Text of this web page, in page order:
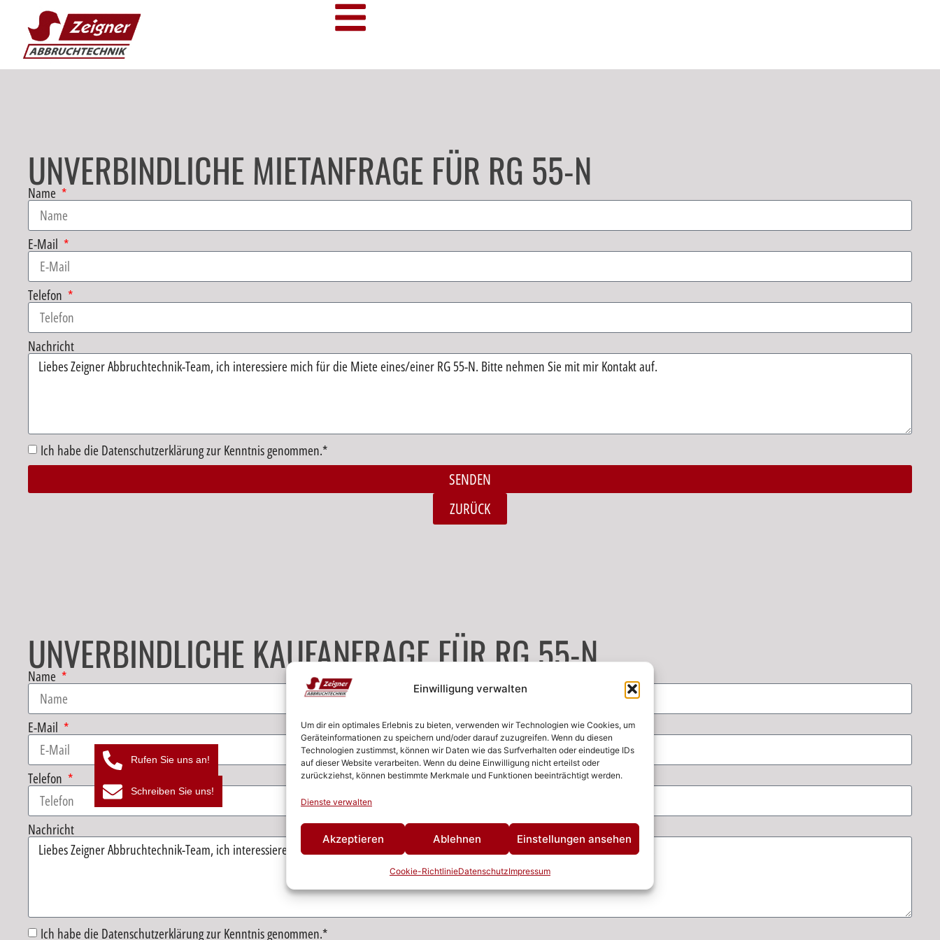
Einwilligung verwalten
Um dir ein optimales Erlebnis zu bieten, verwenden wir Technologien wie Cookies, um
Geräteinformationen zu speichern und/oder darauf zuzugreifen. Wenn du diesen
Technologien zustimmst, können wir Daten wie das Surfverhalten oder eindeutige IDs
auf dieser Website verarbeiten. Wenn du deine Einwilligung nicht erteilst oder
zurückziehst, können bestimmte Merkmale und Funktionen beeinträchtigt werden.
Dienste verwalten
Akzeptieren Ablehnen Einstellungen ansehen
Cookie-RichtlinieDatenschutzImpressum
UNVERBINDLICHE MIETANFRAGE FÜR RG 55-N
Name
E-Mail
Telefon
Nachricht
Ich habe die Datenschutzerklärung zur Kenntnis genommen.*
SENDEN
ZURÜCK
UNVERBINDLICHE KAUFANFRAGE FÜR RG 55-N
Name
E-Mail
Telefon
Nachricht
Ich habe die Datenschutzerklärung zur Kenntnis genommen.*
Rufen Sie uns an!
Schreiben Sie uns!